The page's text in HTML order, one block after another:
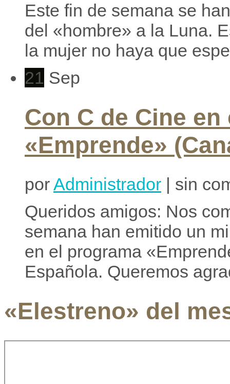
Este fin de semana se
del «hombre» a la Luna.
la mujer no haya que
21 Sep
Con C de Cine
«Emprende»
porAdministrador | sin
Queridos amigos: Nos
semana han emitido un
en el programa
Española. Queremos
«Elestreno» del